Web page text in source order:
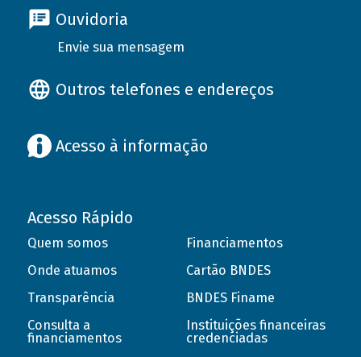
Ouvidoria
Envie sua mensagem
Outros telefones e endereços
Acesso à informação
Acesso Rápido
Quem somos
Onde atuamos
Transparência
Consulta a
financiamentos
Financiamentos
Cartão BNDES
BNDES Finame
Instituições financeiras
credenciadas